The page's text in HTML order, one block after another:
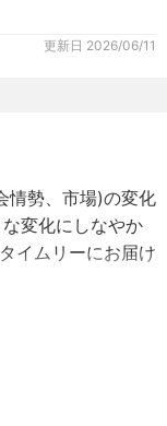
更新日 2026/06/11
情勢、市場)の変化
変化にしなやか
イムリーにお届け